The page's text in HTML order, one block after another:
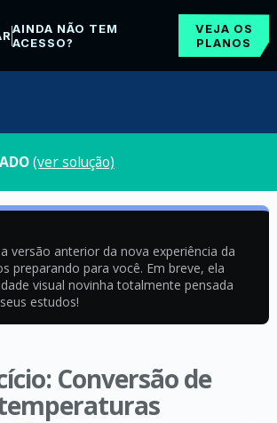
AINDA NÃO TEM
ACESSO?
VEJA OS
PLANOS
(ver solução)
versão anterior da nova experiência da
preparando para você. Em breve, ela
visual novinha totalmente pensada
estudos!
Conversão de